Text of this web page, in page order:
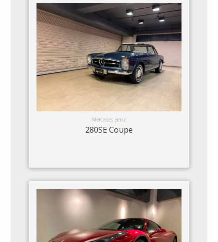
Mercedes Benz
280SE Coupe